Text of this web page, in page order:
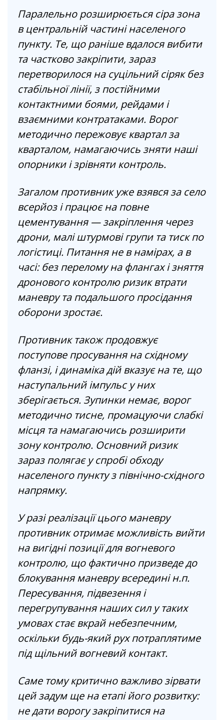
Паралельно розширюється сіра зона
в центральній частині населеного
пункту. Те, що раніше вдалося вибити
та частково закріпити, зараз
перетворилося на суцільний сіряк без
стабільної лінії, з постійними
контактними боями, рейдами і
взаємними контратаками. Ворог
методично пережовує квартал за
кварталом, намагаючись зняти наші
опорники і зрівняти контроль.
Загалом противник уже взявся за село
всерйоз і працює на повне
цементування — закріплення через
дрони, малі штурмові групи та тиск по
логістиці. Питання не в намірах, а в
часі: без перелому на флангах і зняття
дронового контролю ризик втрати
маневру та подальшого просідання
оборони зростає.
Противник також продовжує
поступове просування на східному
фланзі, і динаміка дій вказує на те, що
наступальний імпульс у них
зберігається. Зупинки немає, ворог
методично тисне, промацуючи слабкі
місця та намагаючись розширити
зону контролю. Основний ризик
зараз полягає у спробі обходу
населеного пункту з північно-східного
напрямку.
У разі реалізації цього маневру
противник отримає можливість вийти
на вигідні позиції для вогневого
контролю, що фактично призведе до
блокування маневру всередині н.п.
Пересування, підвезення і
перегрупування наших сил у таких
умовах стає вкрай небезпечним,
оскільки будь-який рух потраплятиме
під щільний вогневий контакт.
Саме тому критично важливо зірвати
цей задум ще на етапі його розвитку:
не дати ворогу закріпитися на